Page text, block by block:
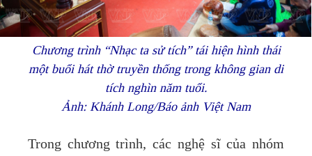
Chương trình “Nhạc ta sử tích” tái hiện hình thái
một buổi hát thờ truyền thống trong không gian di
tích nghìn năm tuổi.
Ảnh: Khánh Long/Báo ảnh Việt Nam
Trong chương trình, các nghệ sĩ của nhóm